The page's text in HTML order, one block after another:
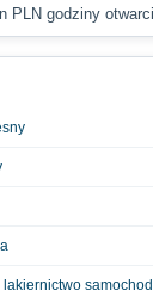
PLN godziny
lakiernictwo